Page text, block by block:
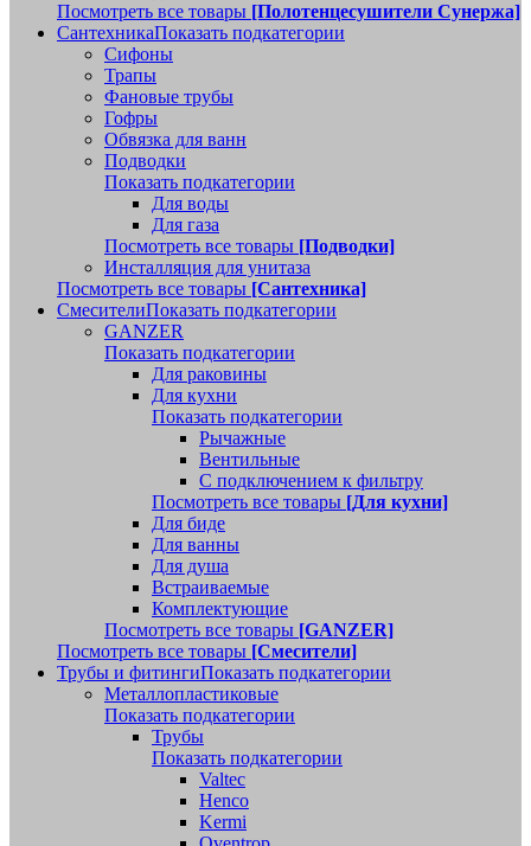
Посмотреть все товары [Полотенцесушители Сунержа]
СантехникаПоказать подкатегории
Сифоны
Трапы
Фановые трубы
Гофры
Обвязка для ванн
Подводки
Показать подкатегории
Для воды
Для газа
Посмотреть все товары [Подводки]
Инсталляция для унитаза
Посмотреть все товары [Сантехника]
СмесителиПоказать подкатегории
GANZER
Показать подкатегории
Для раковины
Для кухни
Показать подкатегории
Рычажные
Вентильные
С подключением к фильтру
Посмотреть все товары [Для кухни]
Для биде
Для ванны
Для душа
Встраиваемые
Комплектующие
Посмотреть все товары [GANZER]
Посмотреть все товары [Смесители]
Трубы и фитингиПоказать подкатегории
Металлопластиковые
Показать подкатегории
Трубы
Показать подкатегории
Valtec
Henco
Kermi